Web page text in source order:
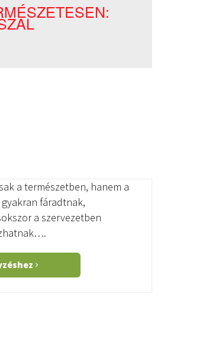
a természetben, hanem a
fáradtnak,
a szervezetben